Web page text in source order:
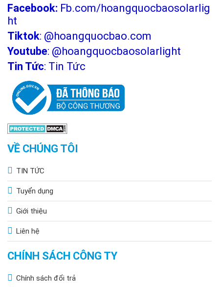
Facebook: Fb.com/hoangquocbaosolarlig
ht
Tiktok: @hoangquocbao.com
Youtube: @hoangquocbaosolarlight
Tin Tức: Tin Tức
VỀ CHÚNG TÔI
TIN TỨC
Tuyển dụng
Giới thiệu
Liên hệ
CHÍNH SÁCH CÔNG TY
Chính sách đổi trả